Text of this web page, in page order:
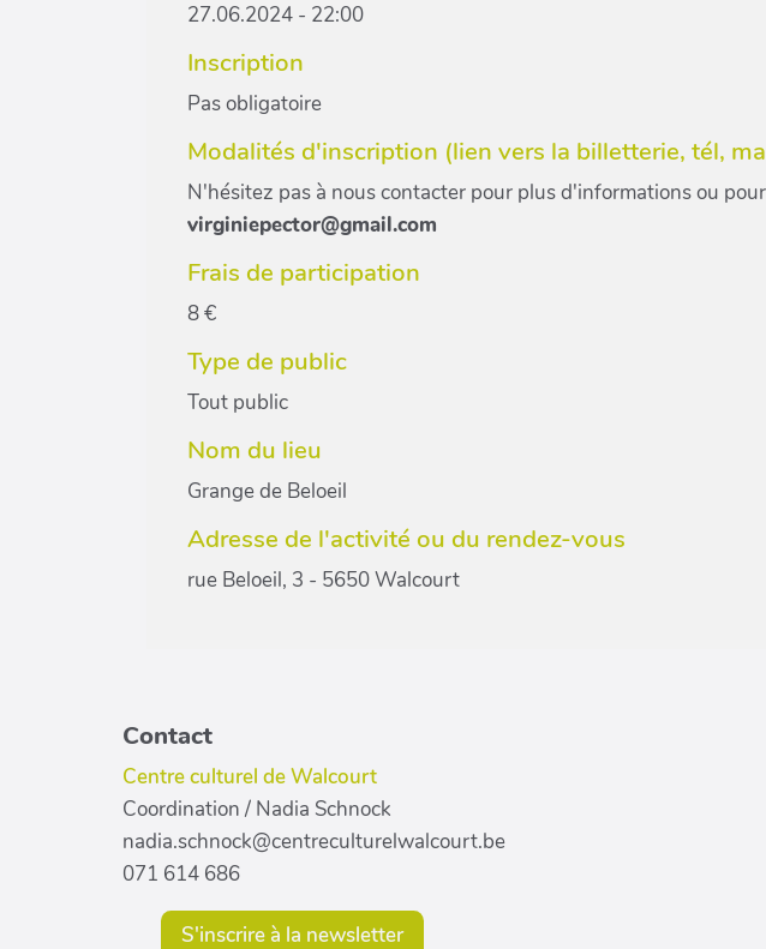
27.06.2024 - 22:00
Inscription
Pas obligatoire
Modalités d'inscription (lien vers la billetterie, tél,
N'hésitez pas à nous contacter pour plus d'informations ou
virginiepector@gmail.com
Frais de participation
8 €
Type de public
Tout public
Nom du lieu
Grange de Beloeil
Adresse de l'activité ou du rendez-vous
rue Beloeil, 3 - 5650 Walcourt
Contact
Centre culturel de Walcourt
Coordination / Nadia Schnock
nadia.schnock@centreculturelwalcourt.be
071 614 686
S'inscrire à la newsletter